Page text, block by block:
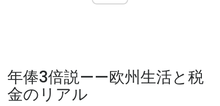
年俸3倍説——欧州生活と税
金のリアル